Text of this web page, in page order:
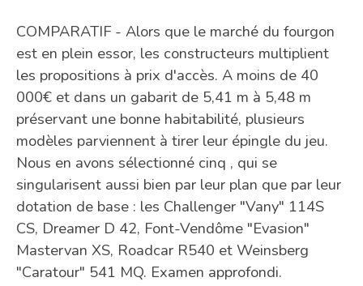
COMPARATIF - Alors que le marché du fourgon
est en plein essor, les constructeurs multiplient
les propositions à prix d'accès. A moins de 40
000€ et dans un gabarit de 5,41 m à 5,48 m
préservant une bonne habitabilité, plusieurs
modèles parviennent à tirer leur épingle du jeu.
Nous en avons sélectionné cinq , qui se
singularisent aussi bien par leur plan que par leur
dotation de base : les Challenger "Vany" 114S
CS, Dreamer D 42, Font-Vendôme "Evasion"
Mastervan XS, Roadcar R540 et Weinsberg
"Caratour" 541 MQ. Examen approfondi.